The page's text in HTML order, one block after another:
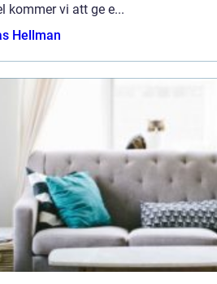
kommer vi att ge e...
Hellman